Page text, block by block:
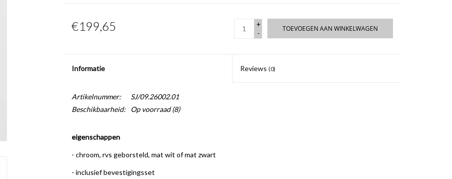
€199,65
+
-
TOEVOEGEN AAN WINKELWAGEN
Informatie Reviews (0)
Artikelnummer:
SJ/09.26002.01
Beschikbaarheid:
Op voorraad(8)
eigenschappen
- chroom, rvs geborsteld, mat wit of mat zwart
- inclusief bevestigingsset